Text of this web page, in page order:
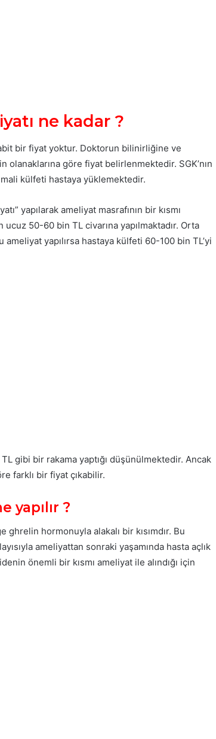
ne kadar ?
bir fiyat yoktur. Doktorun bilinirliğine ve
göre fiyat belirlenmektedir. SGK’nın
mali külfeti hastaya yüklemektedir.
yapılarak ameliyat masrafının bir kısmı
50-60 bin TL civarına yapılmaktadır. Orta
yapılırsa hastaya külfeti 60-100 bin TL’yi
gibi bir rakama yaptığı düşünülmektedir. Ancak
farklı bir fiyat çıkabilir.
yapılır ?
ghrelin hormonuyla alakalı bir kısımdır. Bu
ameliyattan sonraki yaşamında hasta açlık
önemli bir kısmı ameliyat ile alındığı için